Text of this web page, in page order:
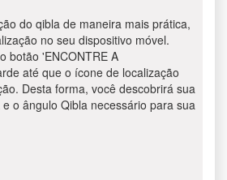
do qibla de maneira mais prática,
no seu dispositivo móvel.
botão 'ENCONTRE A
até que o ícone de localização
Desta forma, você descobrirá sua
o ângulo Qibla necessário para sua